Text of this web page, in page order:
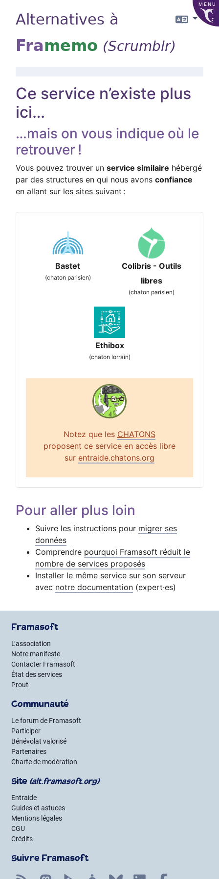
MENU
Langue
Alternatives à
Framemo (Scrumblr)
Ce service n’existe plus
ici…
…mais on vous indique où le
retrouver !
Vous pouvez trouver un service similaire hébergé
par des structures en qui nous avons confiance
en allant sur les sites suivant :
Bastet
(chaton parisien)
Colibris - Outils
libres
(chaton parisien)
Ethibox
(chaton lorrain)
Notez que les CHATONS
proposent ce service en accès libre
sur entraide.chatons.org
Pour aller plus loin
Suivre les instructions pour migrer ses
données
Comprendre pourquoi Framasoft réduit le
nombre de services proposés
Installer le même service sur son serveur
avec notre documentation (expert·es)
Framasoft
L’association
Notre manifeste
Contacter Framasoft
État des services
Prout
Communauté
Le forum de Framasoft
Participer
Bénévolat valorisé
Partenaires
Charte de modération
Site (alt.framasoft.org)
Entraide
Guides et astuces
Mentions légales
CGU
Crédits
Suivre Framasoft
Flux RSS MastodonPeerTube Mobilizon Bluesky LinkedIn